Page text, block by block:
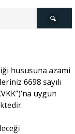
hususuna azami
6698 sayılı
uygun